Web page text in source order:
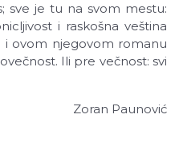
sve je tu na svom mestu:
i raskošna veština
i ovom njegovom romanu
Ili pre večnost: svi
Zoran Paunović